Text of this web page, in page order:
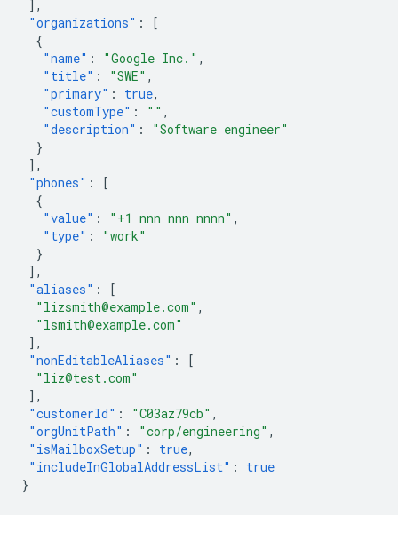
],
"organizations" :
[
{
"name" : "Google Inc." ,
"title" : "SWE" ,
"primary" : true,
"customType" : "" ,
"description" :
"Software engineer"
}
],
"phones" :
[
{
"value" : "+1 nnn nnn nnnn" ,
"type" :
"work"
}
],
"aliases" :
[
"lizsmith@example.com" ,
"lsmith@example.com"
],
"nonEditableAliases" :
[
"liz@test.com"
],
"customerId" : "C03az79cb" ,
"orgUnitPath" : "corp/engineering" ,
"isMailboxSetup" : true,
"includeInGlobalAddressList" :
true
}